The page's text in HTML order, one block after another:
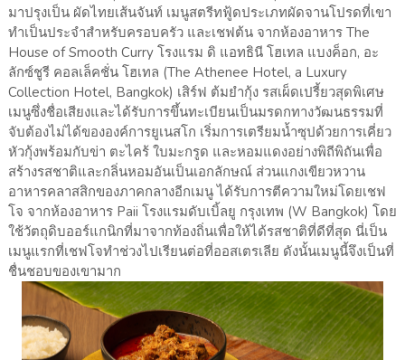
มาปรุงเป็น ผัดไทยเส้นจันท์ เมนูสตรีทฟู้ดประเภทผัดจานโปรดที่เขา
ทำเป็นประจำสำหรับครอบครัว และเชฟต้น จากห้องอาหาร The
House of Smooth Curry โรงแรม ดิ แอทธินี โฮเทล แบงค็อก, อะ
ลักซ์ชูรี คอลเล็คชั่น โฮเทล (The Athenee Hotel, a Luxury
Collection Hotel, Bangkok) เสิร์ฟ ต้มยำกุ้ง รสเผ็ดเปรี้ยวสุดพิเศษ
เมนูซึ่งชื่อเสียงและได้รับการขึ้นทะเบียนเป็นมรดกทางวัฒนธรรมที่
จับต้องไม่ได้ขององค์การยูเนสโก เริ่มการเตรียมน้ำซุปด้วยการเคี่ยว
หัวกุ้งพร้อมกับข่า ตะไคร้ ใบมะกรูด และหอมแดงอย่างพิถีพิถันเพื่อ
สร้างรสชาติและกลิ่นหอมอันเป็นเอกลักษณ์ ส่วนแกงเขียวหวาน
อาหารคลาสสิกของภาคกลางอีกเมนู ได้รับการตีความใหม่โดยเชฟ
โจ จากห้องอาหาร Paii โรงแรมดับเบิ้ลยู กรุงเทพ (W Bangkok) โดย
ใช้วัตถุดิบออร์แกนิกที่มาจากท้องถิ่นเพื่อให้ได้รสชาติที่ดีที่สุด นี่เป็น
เมนูแรกที่เชฟโจทำช่วงไปเรียนต่อที่ออสเตรเลีย ดังนั้นเมนูนี้จึงเป็นที่
ชื่นชอบของเขามาก